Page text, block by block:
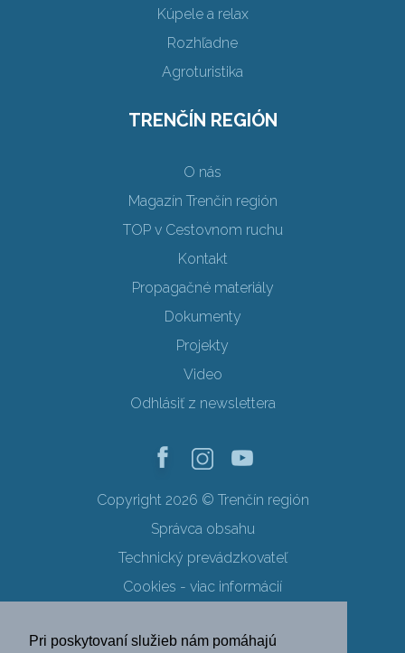
Pri poskytovaní služieb nám pomáhajú
Kúpele a relax
Rozhľadne
Agroturistika
TRENČÍN REGIÓN
O nás
Magazín Trenčín región
TOP v Cestovnom ruchu
Kontakt
Propagačné materiály
Dokumenty
Projekty
Video
Odhlásiť z newslettera
Copyright 2026 © Trenčín región
Správca obsahu
Technický prevádzkovateľ
Cookies - viac informácií
Ochrana osobných údajov